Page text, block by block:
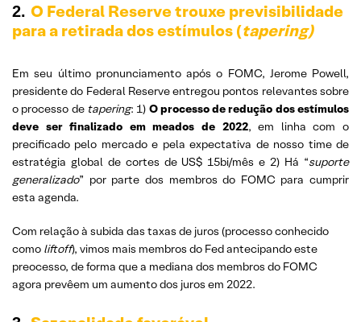
2. O Federal Reserve trouxe previsibilidade
para a retirada dos estímulos (tapering)
Em seu último pronunciamento após o FOMC, Jerome Powell,
presidente do Federal Reserve entregou pontos relevantes sobre
o processo de tapering: 1) O processo de redução dos estímulos
deve ser finalizado em meados de 2022, em linha com o
precificado pelo mercado e pela expectativa de nosso time de
estratégia global de cortes de US$ 15bi/mês e 2) Há “suporte
generalizado” por parte dos membros do FOMC para cumprir
esta agenda.
Com relação à subida das taxas de juros (processo conhecido
como liftoff), vimos mais membros do Fed antecipando este
preocesso, de forma que a mediana dos membros do FOMC
agora prevêem um aumento dos juros em 2022.